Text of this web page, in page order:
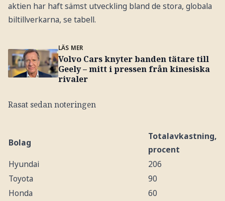
aktien har haft sämst utveckling bland de stora, globala
biltillverkarna, se tabell.
LÄS MER
Volvo Cars knyter banden tätare till
Geely – mitt i pressen från kinesiska
rivaler
Rasat sedan noteringen
Bolag
Totalavkastning,
procent
Hyundai
206
Toyota
90
Honda
60